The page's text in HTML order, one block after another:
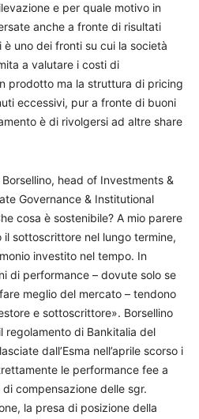
e per quale motivo in
anche a fronte di risultati
è uno dei fronti su cui la società
a valutare i costi di
prodotto ma la struttura di pricing
eccessivi, pur a fronte di buoni
è di rivolgersi ad altre share
head of Investments &
Governance & Institutional
cosa è sostenibile? A mio parere
sottoscrittore nel lungo termine,
investito nel tempo. In
di performance – dovute solo se
meglio del mercato – tendono
e sottoscrittore». Borsellino
regolamento di Bankitalia del
dall’Esma nell’aprile scorso i
le performance fee a
compensazione delle sgr.
la presa di posizione della